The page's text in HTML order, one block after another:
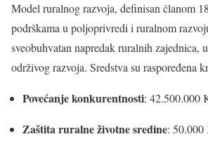
Model ruralnog razvoja, definisan članom
podrškama u poljoprivredi i ruralnom
sveobuhvatan napredak ruralnih zajednica,
održivog razvoja. Sredstva su raspoređena
Povećanje konkurentnosti: 42.500.000
Zaštita ruralne životne sredine: